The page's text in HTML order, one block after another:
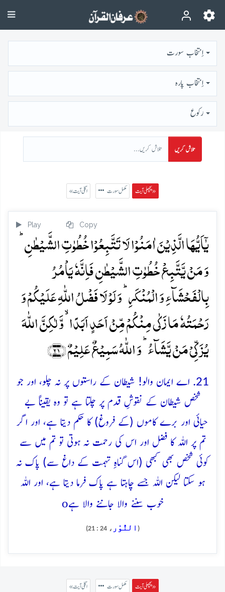
اِنتخاب سورت
اِنتخاب پارہ
رُكوع
تلاش کریں
پچھلی آیت » مکمل سورت « اگلی آیت
Play Copy
یٰۤاَیُّہَا الَّذِیۡنَ اٰمَنُوۡا لَا تَتَّبِعُوۡا خُطُوٰتِ الشَّیۡطٰنِ ؕ
وَ مَنۡ یَّتَّبِعۡ خُطُوٰتِ الشَّیۡطٰنِ فَاِنَّہٗ یَاۡمُرُ
بِالۡفَحۡشَآءِ وَ الۡمُنۡکَرِ ؕ وَ لَوۡ لَا فَضۡلُ اللّٰہِ عَلَیۡکُمۡ وَ
رَحۡمَتُہٗ مَا زَکٰی مِنۡکُمۡ مِّنۡ اَحَدٍ اَبَدًا ۙ وَّ لٰکِنَّ اللّٰہَ
یُزَکِّیۡ مَنۡ یَّشَآءُ ؕ وَ اللّٰہُ سَمِیۡعٌ عَلِیۡمٌ ﴿۲۱﴾
21. اے ایمان والو! شیطان کے راستوں پر نہ چلو، اور جو
شخص شیطان کے نقوشِ قدم پر چلتا ہے تو وہ یقیناً بے
حیائی اور برے کاموں (کے فروغ) کا حکم دیتا ہے، اور اگر
تم پر اللہ کا فضل اور اس کی رحمت نہ ہوتی تو تم میں سے
کوئی شخص بھی کبھی (اس گناہِ تہمت کے داغ سے) پاک نہ
ہو سکتا لیکن اللہ جسے چاہتا ہے پاک فرما دیتا ہے، اور اللہ
خوب سننے والا جاننے والا ہےo
( النُّوْر ، 24 : 21)
پچھلی آیت » مکمل سورت « اگلی آیت